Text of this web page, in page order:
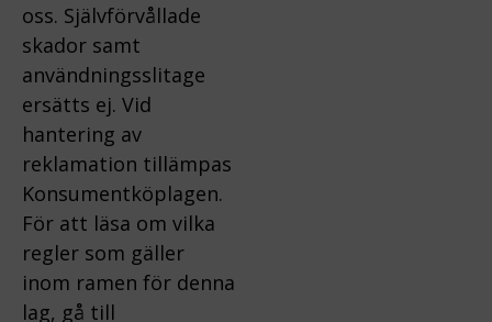
oss. Självförvållade
skador samt
användningsslitage
ersätts ej. Vid
hantering av
reklamation tillämpas
Konsumentköplagen.
För att läsa om vilka
regler som gäller
inom ramen för denna
lag, gå till